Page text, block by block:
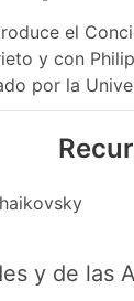
el
y con
por la
y de las